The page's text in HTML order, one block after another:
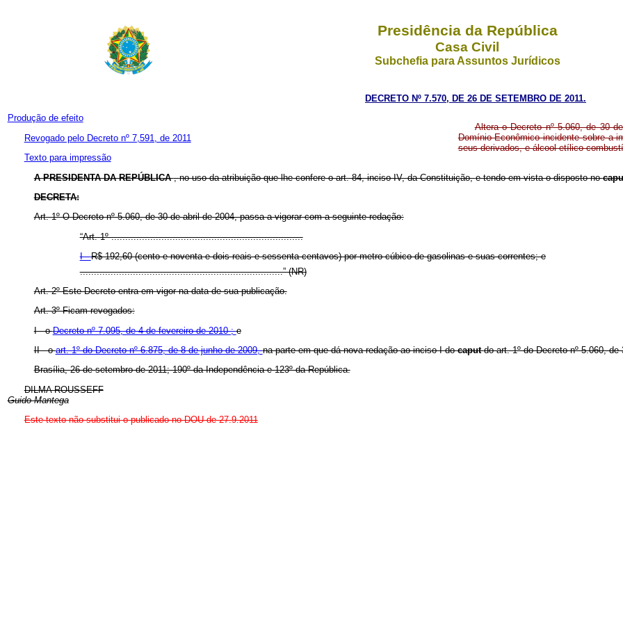
Presidência da República
Casa Civil
Subchefia para Assuntos Jurídicos
DECRETO Nº 7.570, DE 26 DE SETEMBRO DE 2011.
Produção de efeito
Revogado pelo Decreto nº 7,591, de 2011
Texto para impressão
Altera o Decreto nº 5.060, de 30
Domínio Econômico incidente sobre a
seus derivados, e álcool etílico
A PRESIDENTA DA REPÚBLICA,no uso da atribuição que lhe confere o art. 84, inciso IV, da Constituição,e tendo em vista o disposto no
DECRETA:
Art. 1º O Decreto nº 5.060, de 30 de abril de 2004, passa a vigorar com a seguinte redação:
“Art. 1º .....................................................................
I -R$ 192,60 (cento e noventa e dois reais e sessenta centavos) por metro cúbico de gasolinas e suas correntes; e
.........................................................................” (NR)
Art. 2º Este Decreto entra em vigor na data de sua publicação.
Art. 3º Ficam revogados:
I - oDecreto nº 7.095, de 4 de fevereiro de 2010 ;e
II - oart. 1º do Decreto nº 6.875, de 8 de junho de 2009,na parte em que dá nova redação ao inciso I docaputdo art. 1º do Decreto nº 5.060, de
Brasília, 26 de setembro de 2011; 190º da Independência e 123º da República.
DILMA ROUSSEFF
Guido Mantega
Este texto não substitui o publicado no DOU de 27.9.2011